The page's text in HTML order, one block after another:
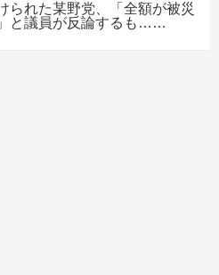
られた某野党、「全額が被災
と議員が反論するも……